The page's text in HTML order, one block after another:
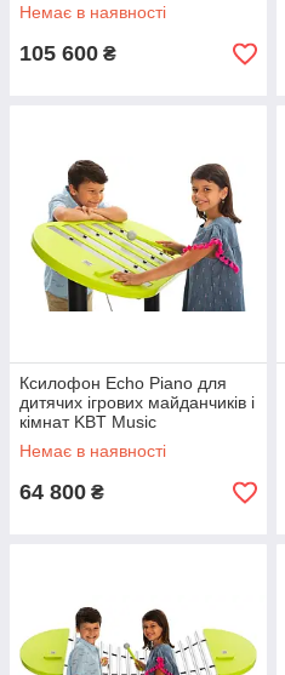
Немає в наявності
105 600 ₴
Ксилофон Echo Piano для
дитячих ігрових майданчиків і
кімнат KBT Music
Немає в наявності
64 800 ₴